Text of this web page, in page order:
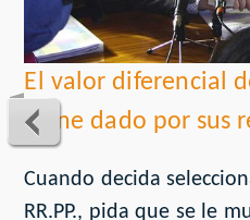
El valor diferencial
viene dado por sus
Cuando decida
RR.PP., pida que se le